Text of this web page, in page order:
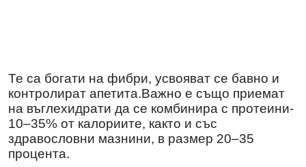
Те са богати на фибри, усвояват се бавно и
контролират апетита.Важно е също приемат
на въглехидрати да се комбинира с протеини-
10–35% от калориите, както и със
здравословни мазнини, в размер 20–35
процента.